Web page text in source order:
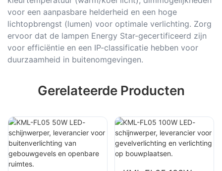
voor een aanpasbare helderheid en een hoge
lichtopbrengst (lumen) voor optimale verlichting. Zorg
ervoor dat de lampen Energy Star-gecertificeerd zijn
voor efficiëntie en een IP-classificatie hebben voor
duurzaamheid in buitenomgevingen.
Gerelateerde Producten